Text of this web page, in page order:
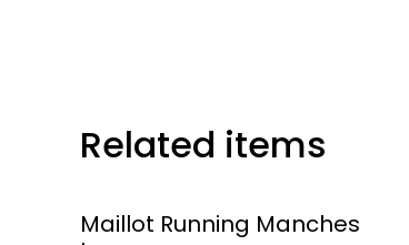
Related items
Maillot Running Manches